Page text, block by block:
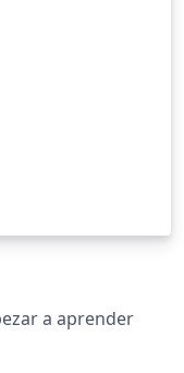
a aprender